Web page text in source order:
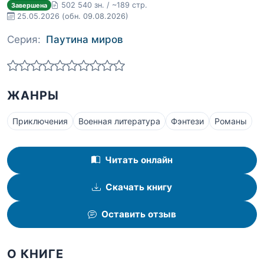
Завершена
502 540 зн. / ~189 стр.
25.05.2026 (обн. 09.08.2026)
Серия: Паутина миров
ЖАНРЫ
Приключения Военная литература Фэнтези Романы
Читать онлайн
Скачать книгу
Оставить отзыв
О КНИГЕ